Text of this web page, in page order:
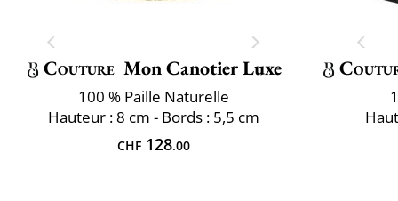
Couture Mon Canotier Luxe
100 % Paille Naturelle
Hauteur : 8 cm - Bords : 5,5 cm
CHF128.00